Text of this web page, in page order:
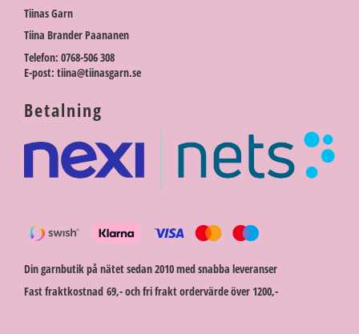
Tiinas Garn
Tiina Brander Paananen
Telefon: 0768-506 308
E-post: tiina@tiinasgarn.se
Betalning
Din garnbutik på nätet sedan 2010 med snabba leveranser
Fast fraktkostnad 69,- och fri frakt ordervärde över 1200,-